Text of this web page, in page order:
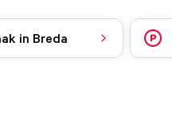
in Breda